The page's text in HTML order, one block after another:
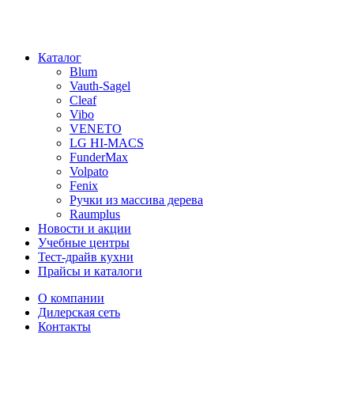
Каталог
Blum
Vauth-Sagel
Cleaf
Vibo
VENETO
LG HI-MACS
FunderMax
Volpato
Fenix
Ручки из массива дерева
Raumplus
Новости и акции
Учебные центры
Тест-драйв кухни
Прайсы и каталоги
О компании
Дилерская сеть
Контакты